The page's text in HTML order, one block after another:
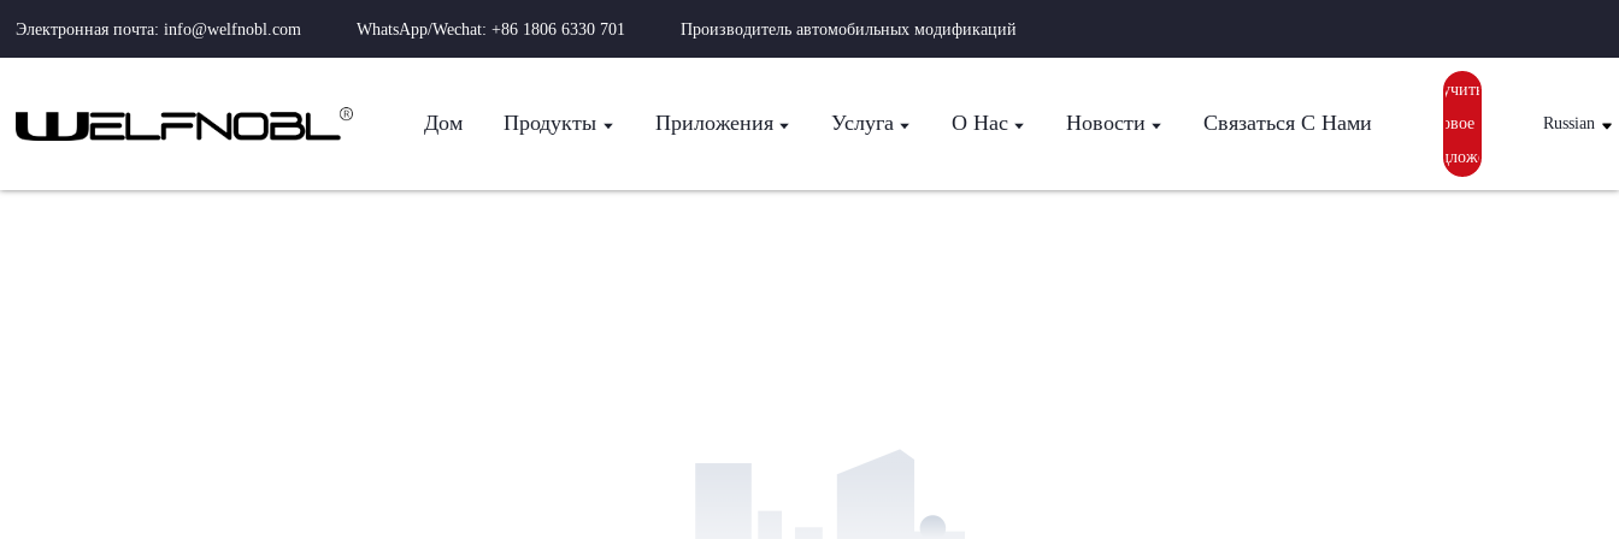
Электронная почта: info@welfnobl.com WhatsApp/Wechat: +86 1806 6330 701 Производитель автомобильных модификаций
Дом Продукты Приложения Услуга О Нас Новости Связаться С Нами
Получить
Ценовое
Предложение
Russian